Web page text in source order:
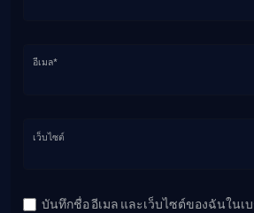
อีเมล*
เว็บไซต์
บันทึกชื่อ อีเมล และเว็บไซต์ของฉันในเ